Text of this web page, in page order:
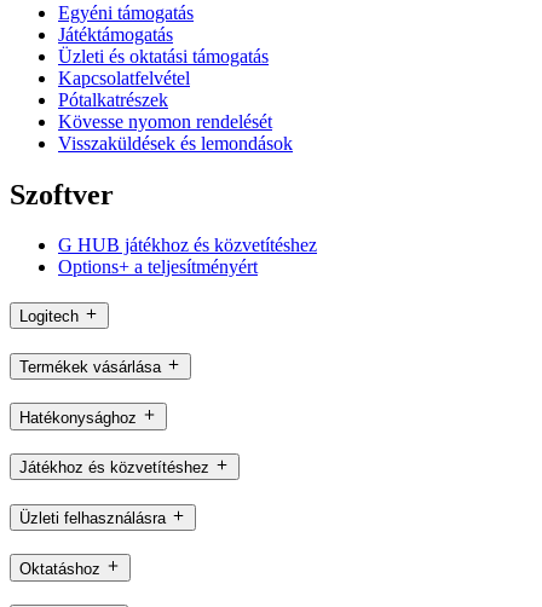
Egyéni támogatás
Játéktámogatás
Üzleti és oktatási támogatás
Kapcsolatfelvétel
Pótalkatrészek
Kövesse nyomon rendelését
Visszaküldések és lemondások
Szoftver
G HUB játékhoz és közvetítéshez
Options+ a teljesítményért
Logitech
Termékek vásárlása
Hatékonysághoz
Játékhoz és közvetítéshez
Üzleti felhasználásra
Oktatáshoz